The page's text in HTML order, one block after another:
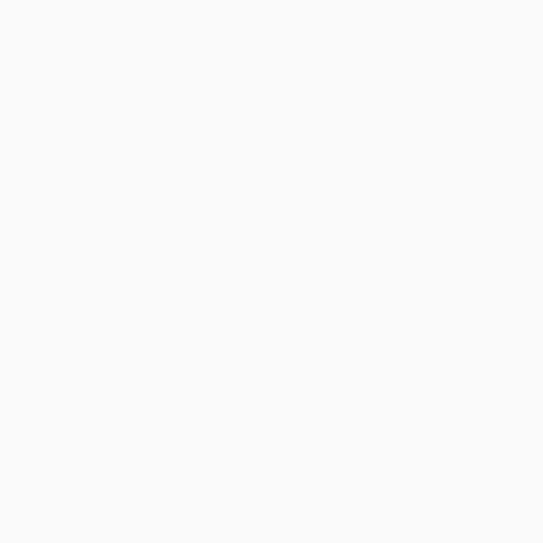
Stream
OP04 (JP)
Wanted Bag
Mega-Evolution Pitch Black Sleeved Booster